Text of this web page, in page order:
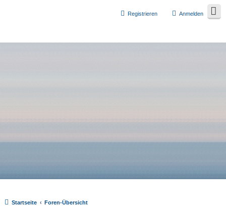
Anmelden
Registrieren
Startseite Foren-Übersicht